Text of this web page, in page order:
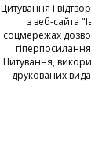
Цитування і
з веб-сайта
соцмережах
Цитування,
друкованих